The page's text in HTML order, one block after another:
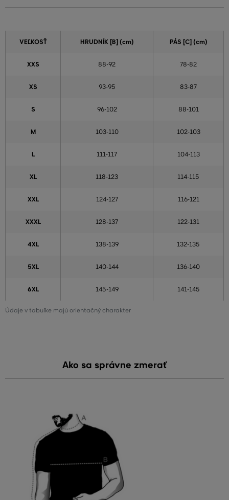
Údaje v tabuľke majú orientačný charakter
VEĽKOSŤ HRUDNÍK [B] (cm) PÁS [C] (cm)
XXS 88-92 78-82
XS 93-95 83-87
S 96-102 88-101
M 103-110 102-103
L 111-117 104-113
XL 118-123 114-115
XXL 124-127 116-121
XXXL 128-137 122-131
4XL 138-139 132-135
5XL 140-144 136-140
6XL 145-149 141-145
Ako sa správne zmerať